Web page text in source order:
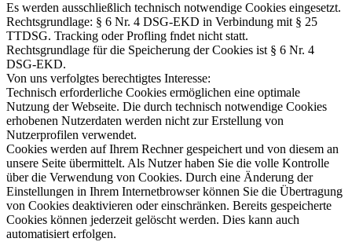
Es werden ausschließlich technisch notwendige Cookies eingesetzt.
Rechtsgrundlage: § 6 Nr. 4 DSG-EKD in Verbindung mit § 25
TTDSG. Tracking oder Profling fndet nicht statt.
Rechtsgrundlage für die Speicherung der Cookies ist § 6 Nr. 4
DSG-EKD.
Von uns verfolgtes berechtigtes Interesse:
Technisch erforderliche Cookies ermöglichen eine optimale
Nutzung der Webseite. Die durch technisch notwendige Cookies
erhobenen Nutzerdaten werden nicht zur Erstellung von
Nutzerprofilen verwendet.
Cookies werden auf Ihrem Rechner gespeichert und von diesem an
unsere Seite übermittelt. Als Nutzer haben Sie die volle Kontrolle
über die Verwendung von Cookies. Durch eine Änderung der
Einstellungen in Ihrem Internetbrowser können Sie die Übertragung
von Cookies deaktivieren oder einschränken. Bereits gespeicherte
Cookies können jederzeit gelöscht werden. Dies kann auch
automatisiert erfolgen.